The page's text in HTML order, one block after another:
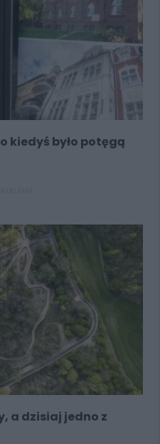
kiedyś było potęgą
a dzisiaj jedno z